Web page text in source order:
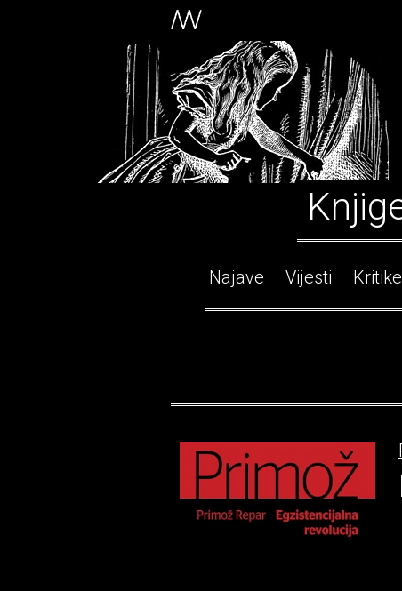
Najave Vijesti Kritike